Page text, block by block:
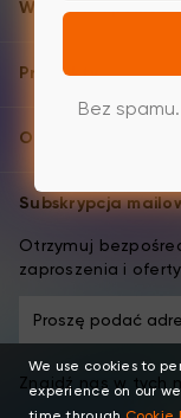
Wsparcie i pomoc
Produkty
O XPPen
Subskrypcja
Otrzymuj
zaproszenia i
Znajdź nas w tych
We use cookies to
experience on our
Bez